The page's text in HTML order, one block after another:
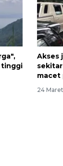
tinggi
Akses
macet
24